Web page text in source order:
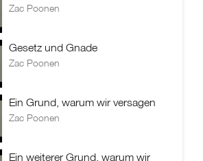
Zac Poonen
Gesetz und Gnade
Zac Poonen
Ein Grund, warum wir versagen
Zac Poonen
Ein weiterer Grund, warum wir